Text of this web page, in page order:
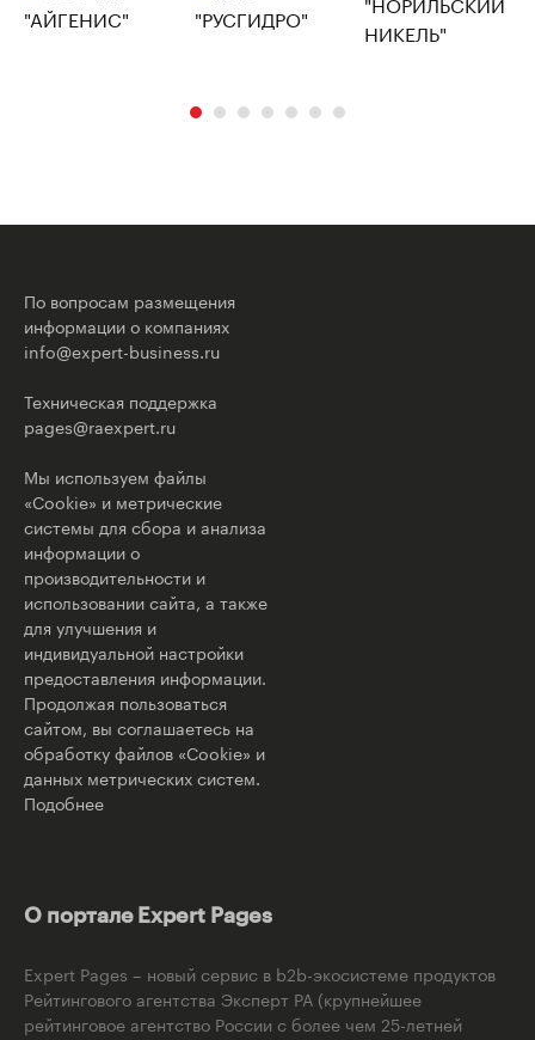
По вопросам размещения
информации о компаниях
info@expert-business.ru
Техническая поддержка
pages@raexpert.ru
Мы используем файлы
«Cookie» и метрические
системы для сбора и анализа
информации о
производительности и
использовании сайта, а также
для улучшения и
индивидуальной настройки
предоставления информации.
Продолжая пользоваться
сайтом, вы соглашаетесь на
обработку файлов «Cookie» и
данных метрических систем.
Подобнее
О портале Expert Pages
Expert Pages – новый сервис в b2b-экосистеме продуктов
Рейтингового агентства Эксперт РА (крупнейшее
рейтинговое агентство России с более чем 25-летней